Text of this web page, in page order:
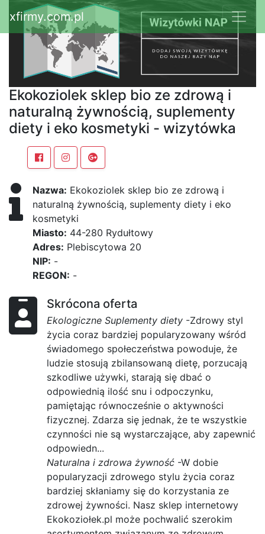
xfirmy.com.pl
Ekokoziolek sklep bio ze zdrową i
naturalną żywnością, suplementy
diety i eko kosmetyki - wizytówka
Nazwa: Ekokoziolek sklep bio ze zdrową i
naturalną żywnością, suplementy diety i eko
kosmetyki
Miasto: 44-280 Rydułtowy
Adres: Plebiscytowa 20
NIP: -
REGON: -
Skrócona oferta
Ekologiczne Suplementy diety -Zdrowy styl
życia coraz bardziej popularyzowany wśród
świadomego społeczeństwa powoduje, że
ludzie stosują zbilansowaną dietę, porzucają
szkodliwe używki, starają się dbać o
odpowiednią ilość snu i odpoczynku,
pamiętając równocześnie o aktywności
fizycznej. Zdarza się jednak, że te wszystkie
czynności nie są wystarczające, aby zapewnić
odpowiedn...
Naturalna i zdrowa żywność -W dobie
popularyzacji zdrowego stylu życia coraz
bardziej skłaniamy się do korzystania ze
zdrowej żywności. Nasz sklep internetowy
Ekokoziołek.pl może pochwalić szerokim